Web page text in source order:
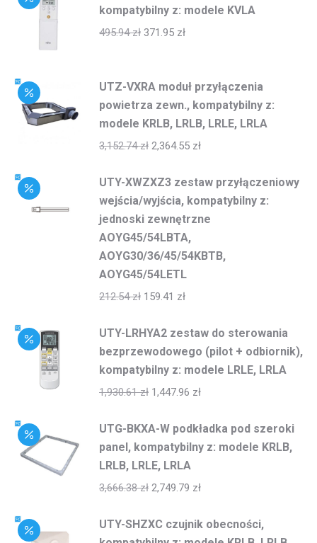
kompatybilny z: modele KVLA
495.94zł 371.95 zł
UTZ-VXRA moduł przyłączenia
powietrza zewn., kompatybilny z:
modele KRLB, LRLB, LRLE, LRLA
3,152.74zł 2,364.55 zł
UTY-XWZXZ3 zestaw przyłączeniowy
wejścia/wyjścia, kompatybilny z:
jednoski zewnętrzne
AOYG45/54LBTA,
AOYG30/36/45/54KBTB,
AOYG45/54LETL
212.54zł 159.41 zł
UTY-LRHYA2 zestaw do sterowania
bezprzewodowego (pilot + odbiornik),
kompatybilny z: modele LRLE, LRLA
1,930.61zł 1,447.96 zł
UTG-BKXA-W podkładka pod szeroki
panel, kompatybilny z: modele KRLB,
LRLB, LRLE, LRLA
3,666.38zł 2,749.79 zł
UTY-SHZXC czujnik obecności,